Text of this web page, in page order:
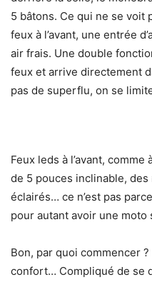
5 bâtons. Ce qui ne se voit
feux à l’avant, une entrée
air frais. Une double
feux et arrive directement
pas de superflu, on se
Feux leds à l’avant, comme
de 5 pouces inclinable,
éclairés… ce n’est pas
pour autant avoir une moto
Bon, par quoi commencer
confort… Compliqué de se